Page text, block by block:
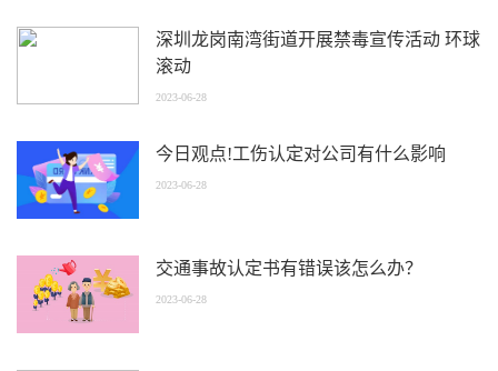
深圳龙岗南湾街道开展禁毒宣传活动 环球
滚动
2023-06-28
今日观点!工伤认定对公司有什么影响
2023-06-28
交通事故认定书有错误该怎么办？
2023-06-28